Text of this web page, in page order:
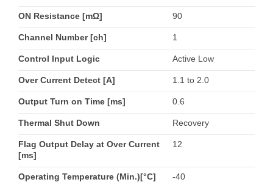
ON Resistance [mΩ] 90
Channel Number [ch] 1
Control Input Logic Active Low
Over Current Detect [A] 1.1 to 2.0
Output Turn on Time [ms] 0.6
Thermal Shut Down Recovery
Flag Output Delay at Over Current
[ms]
12
Operating Temperature (Min.)[°C] -40